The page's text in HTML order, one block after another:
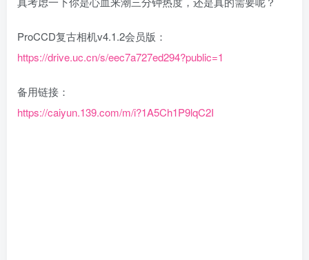
ProCCD复古相机v4.1.2会员版：
https://drive.uc.cn/s/eec7a727ed294?public=1
备用链接：
https://caiyun.139.com/m/i?1A5Ch1P9lqC2I